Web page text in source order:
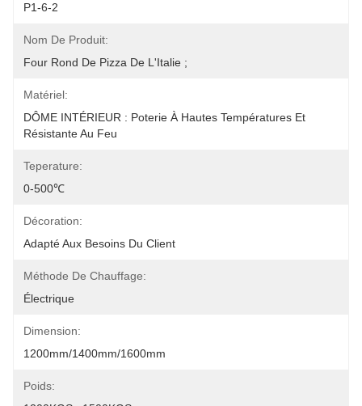
P1-6-2
Nom De Produit:
Four Rond De Pizza De L'Italie ;
Matériel:
DÔME INTÉRIEUR : Poterie À Hautes Températures Et
Résistante Au Feu
Teperature:
0-500℃
Décoration:
Adapté Aux Besoins Du Client
Méthode De Chauffage:
Électrique
Dimension:
1200mm/1400mm/1600mm
Poids: